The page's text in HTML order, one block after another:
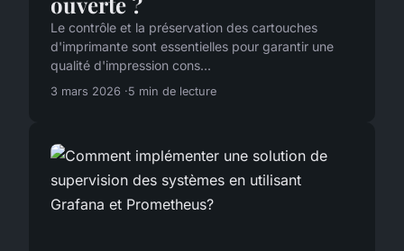
Le contrôle et la préservation des cartouches
d'imprimante sont essentielles pour garantir une
qualité d'impression cons...
3 mars 2026 5 min de lecture